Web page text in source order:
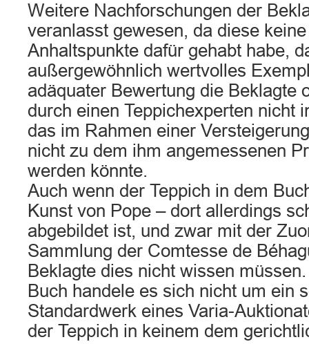
Weitere Nachforschungen der
veranlasst gewesen, da diese
Anhaltspunkte dafür gehabt habe,
außergewöhnlich wertvolles
adäquater Bewertung die Beklagte
durch einen Teppichexperten nicht
das im Rahmen einer
nicht zu dem ihm angemessenen
werden könnte.
Auch wenn der Teppich in dem
Kunst von Pope – dort allerdings
abgebildet ist, und zwar mit der
Sammlung der Comtesse de
Beklagte dies nicht wissen
Buch handele es sich nicht um ein
Standardwerk eines Varia-
der Teppich in keinem dem